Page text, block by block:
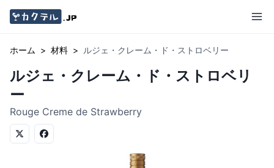
ホーム > 材料 > ルジェ・クレーム・ド・ストロベリー
ルジェ・クレーム・ド・ストロベリ
ー
Rouge Creme de Strawberry